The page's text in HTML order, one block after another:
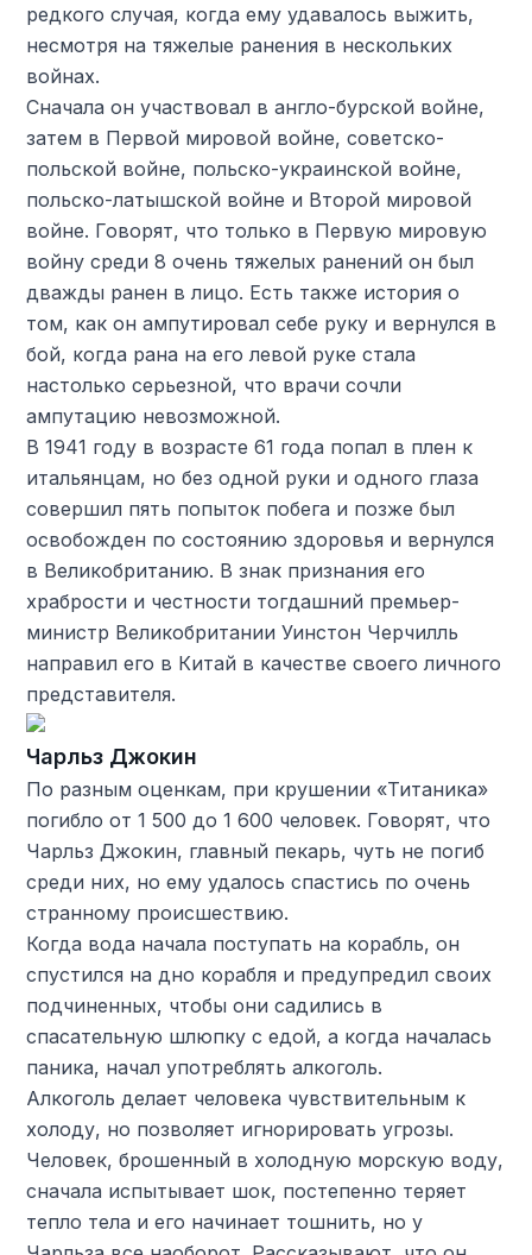
редкого случая, когда ему удавалось выжить,
несмотря на тяжелые ранения в нескольких
войнах.
Сначала он участвовал в англо-бурской войне,
затем в Первой мировой войне, советско-
польской войне, польско-украинской войне,
польско-латышской войне и Второй мировой
войне. Говорят, что только в Первую мировую
войну среди 8 очень тяжелых ранений он был
дважды ранен в лицо. Есть также история о
том, как он ампутировал себе руку и вернулся в
бой, когда рана на его левой руке стала
настолько серьезной, что врачи сочли
ампутацию невозможной.
В 1941 году в возрасте 61 года попал в плен к
итальянцам, но без одной руки и одного глаза
совершил пять попыток побега и позже был
освобожден по состоянию здоровья и вернулся
в Великобританию. В знак признания его
храбрости и честности тогдашний премьер-
министр Великобритании Уинстон Черчилль
направил его в Китай в качестве своего личного
представителя.
Чарльз Джокин
По разным оценкам, при крушении «Титаника»
погибло от 1 500 до 1 600 человек. Говорят, что
Чарльз Джокин, главный пекарь, чуть не погиб
среди них, но ему удалось спастись по очень
странному происшествию.
Когда вода начала поступать на корабль, он
спустился на дно корабля и предупредил своих
подчиненных, чтобы они садились в
спасательную шлюпку с едой, а когда началась
паника, начал употреблять алкоголь.
Алкоголь делает человека чувствительным к
холоду, но позволяет игнорировать угрозы.
Человек, брошенный в холодную морскую воду,
сначала испытывает шок, постепенно теряет
тепло тела и его начинает тошнить, но у